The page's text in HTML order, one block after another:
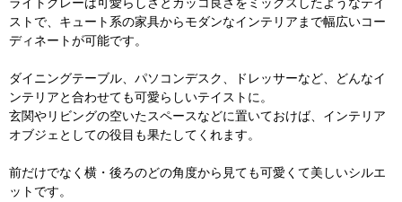
ライトグレーは可愛らしさとカッコ良さをミックスしたようなテイ
ストで、キュート系の家具からモダンなインテリアまで幅広いコー
ディネートが可能です。
ダイニングテーブル、パソコンデスク、ドレッサーなど、どんなイ
ンテリアと合わせても可愛らしいテイストに。
玄関やリビングの空いたスペースなどに置いておけば、インテリア
オブジェとしての役目も果たしてくれます。
前だけでなく横・後ろのどの角度から見ても可愛くて美しいシルエ
ットです。